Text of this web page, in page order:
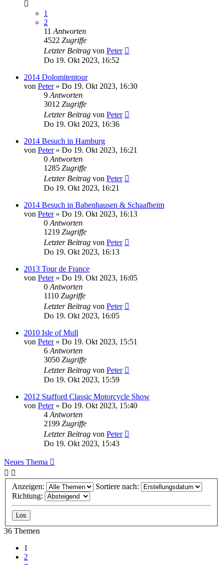
1
2
11 Antworten
4522 Zugriffe
Letzter Beitrag von Peter
Do 19. Okt 2023, 16:52
2014 Dolomitentour
von Peter» Do 19. Okt 2023, 16:30
9 Antworten
3012 Zugriffe
Letzter Beitrag von Peter
Do 19. Okt 2023, 16:36
2014 Besuch in Hamburg
von Peter» Do 19. Okt 2023, 16:21
0 Antworten
1285 Zugriffe
Letzter Beitrag von Peter
Do 19. Okt 2023, 16:21
2014 Besuch in Babenhausen & Schaafheim
von Peter» Do 19. Okt 2023, 16:13
0 Antworten
1219 Zugriffe
Letzter Beitrag von Peter
Do 19. Okt 2023, 16:13
2013 Tour de France
von Peter» Do 19. Okt 2023, 16:05
0 Antworten
1110 Zugriffe
Letzter Beitrag von Peter
Do 19. Okt 2023, 16:05
2010 Isle of Mull
von Peter» Do 19. Okt 2023, 15:51
6 Antworten
3050 Zugriffe
Letzter Beitrag von Peter
Do 19. Okt 2023, 15:59
2012 Stafford Classic Motorcycle Show
von Peter» Do 19. Okt 2023, 15:40
4 Antworten
2199 Zugriffe
Letzter Beitrag von Peter
Do 19. Okt 2023, 15:43
Neues Thema
Anzeigen:
Sortiere nach:
Richtung:
36 Themen
1
2